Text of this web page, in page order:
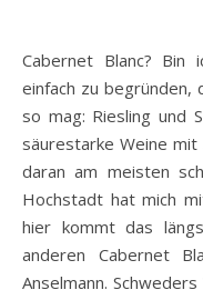
Cabernet Blanc? Bin ich großer Fan von! Das ist auch
einfach zu begründen,
so mag: Riesling und
säurestarke Weine
daran am meisten
Hochstadt hat mich
hier kommt das
anderen Cabernet
Anselmann.